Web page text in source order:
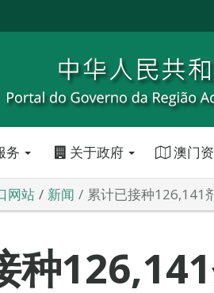
务 关于政府 澳门
网站 新闻 累计已接种126,141
种